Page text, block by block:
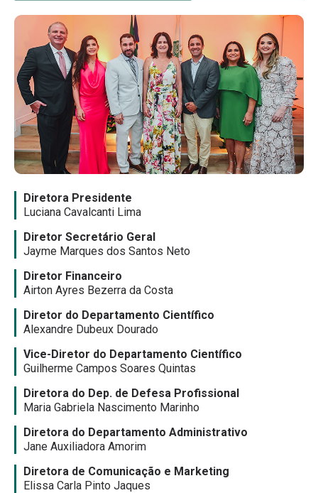
Diretora Presidente
Luciana Cavalcanti Lima
Diretor Secretário Geral
Jayme Marques dos Santos Neto
Diretor Financeiro
Airton Ayres Bezerra da Costa
Diretor do Departamento Científico
Alexandre Dubeux Dourado
Vice-Diretor do Departamento Científico
Guilherme Campos Soares Quintas
Diretora do Dep. de Defesa Profissional
Maria Gabriela Nascimento Marinho
Diretora do Departamento Administrativo
Jane Auxiliadora Amorim
Diretora de Comunicação e Marketing
Elissa Carla Pinto Jaques